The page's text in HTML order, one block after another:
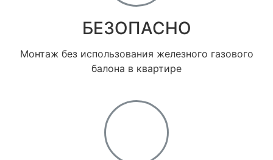
БЕЗОПАСНО
Монтаж без использования железного газового
балона в квартире